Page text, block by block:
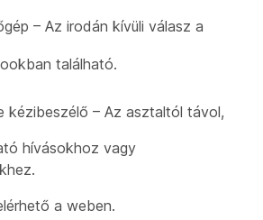
– Az irodán kívüli válasz a
található.
kézibeszélő – Az asztaltól távol,
hívásokhoz vagy
a weben.